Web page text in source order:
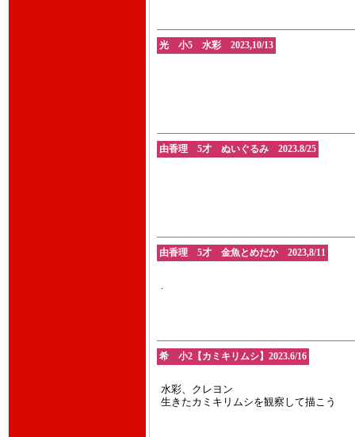
光 小5 水彩 2023,10/13
由香理 5才 ぬいぐるみ 2023.8/25
由香理 5才 金魚とめだか 2023,8/11
.
希 小2【カミキリムシ】2023.6/16
水彩、クレヨン
生きたカミキリムシを観察して描こう